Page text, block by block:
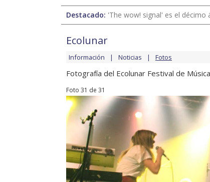
Destacado: 'The wow! signal' es el décimo
Ecolunar
Información Noticias Fotos
Fotografía del Ecolunar Festival de
Foto 31 de 31